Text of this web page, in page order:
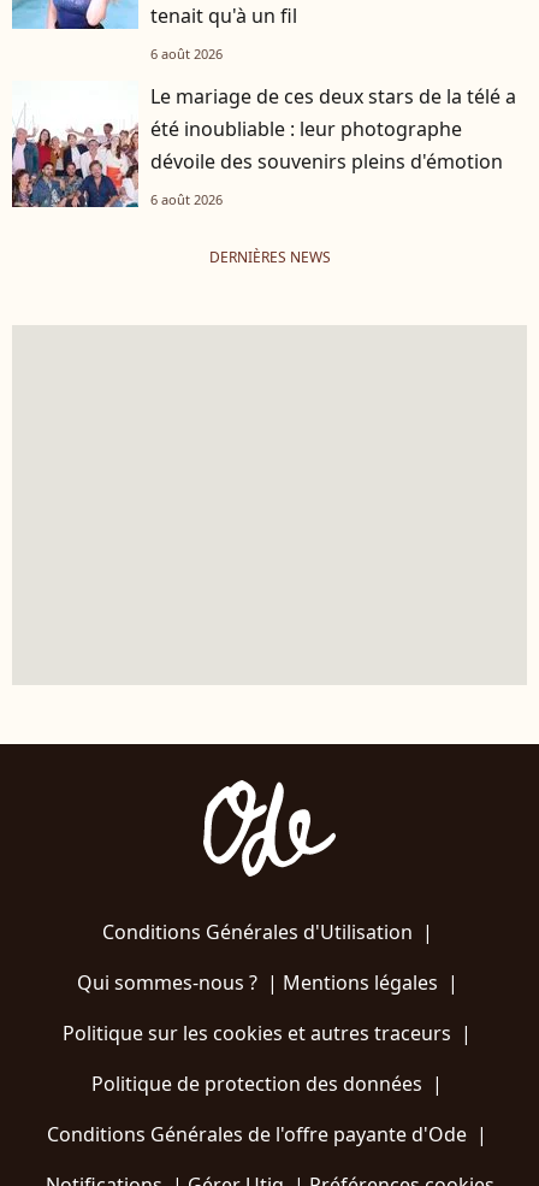
tenait qu'à un fil
6 août 2026
Le mariage de ces deux stars de la télé a
été inoubliable : leur photographe
dévoile des souvenirs pleins d'émotion
6 août 2026
DERNIÈRES NEWS
Conditions Générales d'Utilisation |
Qui sommes-nous ?| Mentions légales |
Politique sur les cookies et autres traceurs |
Politique de protection des données |
Conditions Générales de l'offre payante d'Ode |